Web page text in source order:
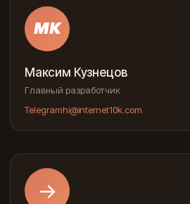
МК
Максим Кузнецов
Главный разработчик
Telegramhi@internet10k.com
→